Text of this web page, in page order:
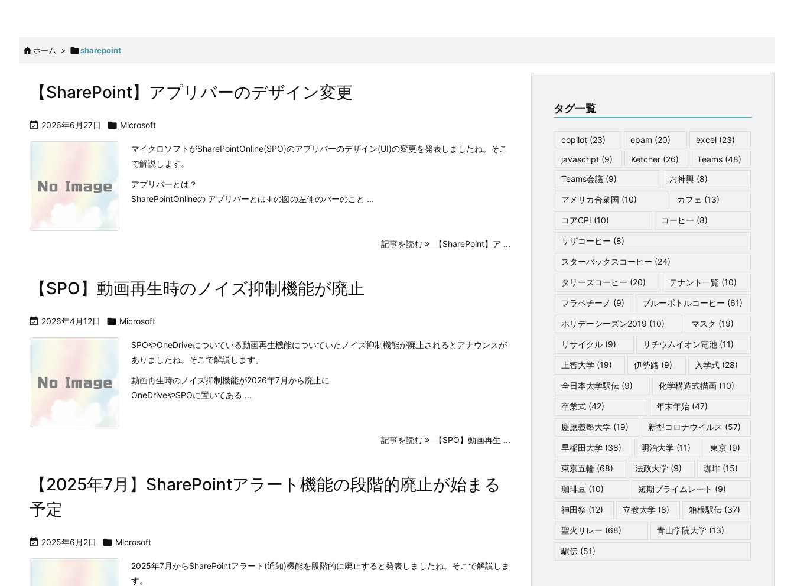
 ホーム > sharepoint
【SharePoint】アプリバーのデザイン変更
 2026年6月27日  Microsoft
マイクロソフトがSharePointOnline(SPO)のアプリバーのデザイン(UI)の変更を発表しましたね。そこ
で解説します。
アプリバーとは？
SharePointOnlineの アプリバーとは↓の図の左側のバーのこと ...
記事を読む 【SharePoint】ア ...
【SPO】動画再生時のノイズ抑制機能が廃止
 2026年4月12日  Microsoft
SPOやOneDriveについている動画再生機能についていたノイズ抑制機能が廃止されるとアナウンスが
ありましたね。そこで解説します。
動画再生時のノイズ抑制機能が2026年7月から廃止に
OneDriveやSPOに置いてある ...
記事を読む 【SPO】動画再生 ...
【2025年7月】SharePointアラート機能の段階的廃止が始まる
予定
 2025年6月2日  Microsoft
2025年7月からSharePointアラート(通知)機能を段階的に廃止すると発表しましたね。そこで解説しま
す。
タグ一覧
copilot (23) epam (20) excel(23)
javascript (9) Ketcher (26) Teams (48)
Teams会議 (9) お神輿(8)
アメリカ合衆国 (10) カフェ (13)
コアCPI (10) コーヒー (8)
サザコーヒー (8)
スターバックスコーヒー (24)
タリーズコーヒー (20) テナント一覧(10)
フラペチーノ (9) ブルーボトルコーヒー (61)
ホリデーシーズン2019 (10) マスク (19)
リサイクル (9) リチウムイオン電池(11)
上智大学 (19) 伊勢路 (9) 入学式(28)
全日本大学駅伝 (9) 化学構造式描画(10)
卒業式 (42) 年末年始 (47)
慶應義塾大学 (19) 新型コロナウイルス (57)
早稲田大学 (38) 明治大学 (11) 東京 (9)
東京五輪 (68) 法政大学 (9) 珈琲 (15)
珈琲豆 (10) 短期プライムレート (9)
神田祭 (12) 立教大学 (8) 箱根駅伝 (37)
聖火リレー (68) 青山学院大学 (13)
駅伝 (51)